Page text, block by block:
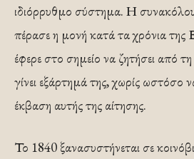
ιδιόρρυθµο σύστηµα. Η
πέρασε η µονή κατά τα χρόνια της
έφερε στο σηµείο να ζητήσει από
γίνει εξάρτηµά της, χωρίς ωστόσο
έκβαση αυτής της αίτησης.
Το 1840 ξανασυστήνεται σε